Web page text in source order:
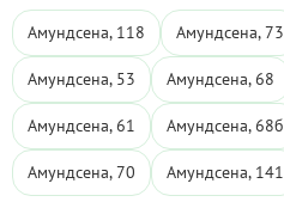
Амундсена, 118 Амундсена, 73
Амундсена, 53 Амундсена, 68
Амундсена, 61 Амундсена, 68б
Амундсена, 70 Амундсена, 141